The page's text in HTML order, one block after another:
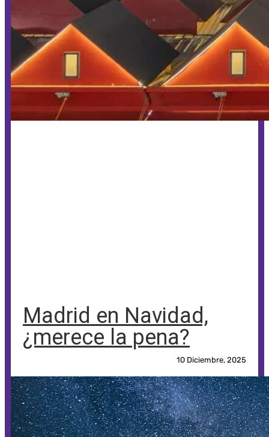
Madrid en Navidad,
¿merece la pena?
10 Diciembre, 2025